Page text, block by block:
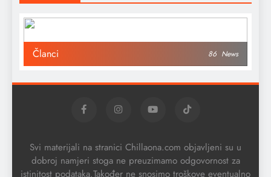
Članci 86 News
Svi materijali na stranici Chillaona.com objavljeni su u
dobroj namjeri stoga ne preuzimamo odgovornost za
istinitost podataka.Također ne snosimo troškove eventualno